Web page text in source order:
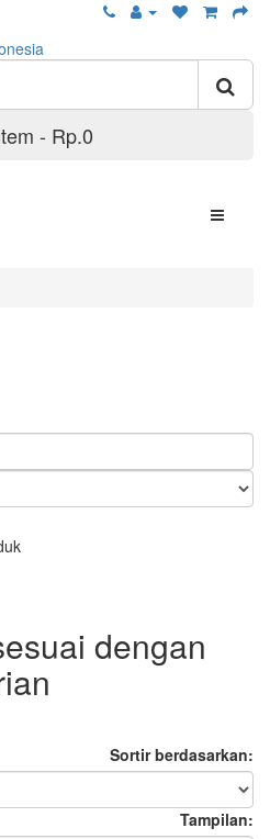
- Rp.0
dengan
Sortir berdasarkan:
Tampilan: